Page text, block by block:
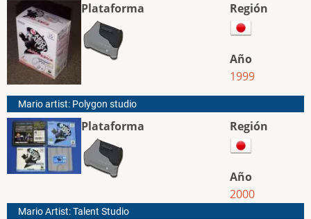
Plataforma Región
Año
1999
Mario artist: Polygon studio
Plataforma Región
Año
2000
Mario Artist: Talent Studio